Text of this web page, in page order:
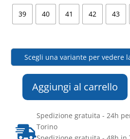
39 40 41 42 43
Scegli una variante per vedere
Ingco
ANTINFORTUNISTICA
Aggiungi al carrello

Spedizione gratuita - 24h
Torino